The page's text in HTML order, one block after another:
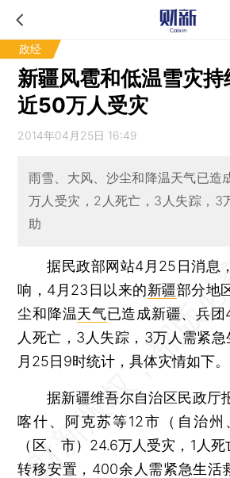
政经
新疆风雹和低温雪灾
近50万人受灾
2014年04月25日 16:49
雨雪、大风、沙尘和降温天气已造
万人受灾，2人死亡，3人失踪，3
助
据民政部网站4月25日消息
响，4月23日以来的新疆部分地
尘和降温天气已造成新疆、兵
人死亡，3人失踪，3万人需紧
月25日9时统计，具体灾情如下。
据新疆维吾尔自治区民政厅报
喀什、阿克苏等12市（自治
（区、市）24.6万人受灾，1人
转移安置，400余人需紧急生活